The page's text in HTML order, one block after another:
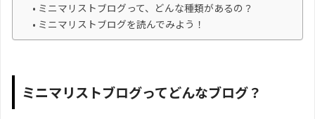
ミニマリストブログって、どんな種類があるの？
ミニマリストブログを読んでみよう！
ミニマリストブログってどんなブログ？